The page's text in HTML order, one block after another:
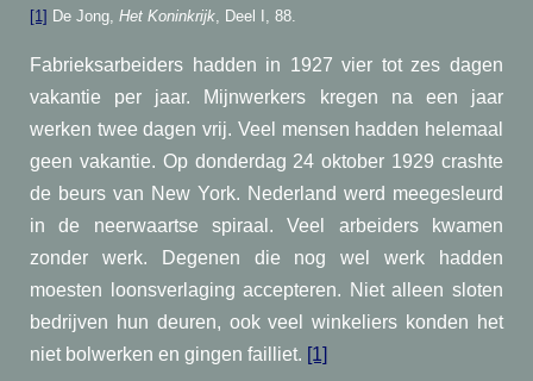
[1] De Jong, Het Koninkrijk, Deel I, 88.
Fabrieksarbeiders hadden in 1927 vier tot zes dagen
vakantie per jaar. Mijnwerkers kregen na een jaar
werken twee dagen vrij. Veel mensen hadden helemaal
geen vakantie. Op donderdag 24 oktober 1929 crashte
de beurs van New York. Nederland werd meegesleurd
in de neerwaartse spiraal. Veel arbeiders kwamen
zonder werk. Degenen die nog wel werk hadden
moesten loonsverlaging accepteren. Niet alleen sloten
bedrijven hun deuren, ook veel winkeliers konden het
niet bolwerken en gingen failliet. [1]